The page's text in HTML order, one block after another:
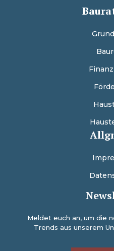
Meldet euch an, um die
Trends aus unserem